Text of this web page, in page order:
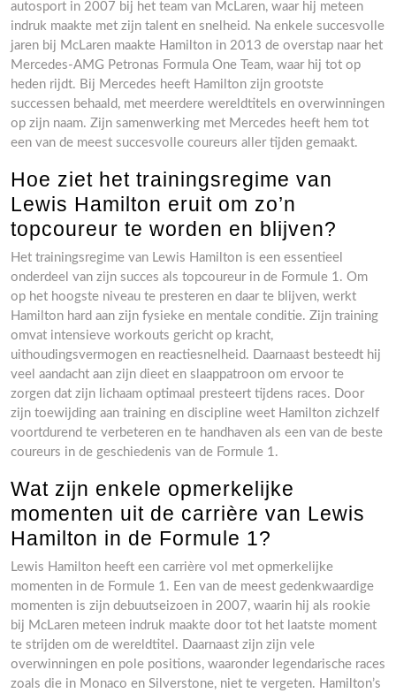
autosport in 2007 bij het team van McLaren, waar hij meteen
indruk maakte met zijn talent en snelheid. Na enkele succesvolle
jaren bij McLaren maakte Hamilton in 2013 de overstap naar het
Mercedes-AMG Petronas Formula One Team, waar hij tot op
heden rijdt. Bij Mercedes heeft Hamilton zijn grootste
successen behaald, met meerdere wereldtitels en overwinningen
op zijn naam. Zijn samenwerking met Mercedes heeft hem tot
een van de meest succesvolle coureurs aller tijden gemaakt.
Hoe ziet het trainingsregime van
Lewis Hamilton eruit om zo’n
topcoureur te worden en blijven?
Het trainingsregime van Lewis Hamilton is een essentieel
onderdeel van zijn succes als topcoureur in de Formule 1. Om
op het hoogste niveau te presteren en daar te blijven, werkt
Hamilton hard aan zijn fysieke en mentale conditie. Zijn training
omvat intensieve workouts gericht op kracht,
uithoudingsvermogen en reactiesnelheid. Daarnaast besteedt hij
veel aandacht aan zijn dieet en slaappatroon om ervoor te
zorgen dat zijn lichaam optimaal presteert tijdens races. Door
zijn toewijding aan training en discipline weet Hamilton zichzelf
voortdurend te verbeteren en te handhaven als een van de beste
coureurs in de geschiedenis van de Formule 1.
Wat zijn enkele opmerkelijke
momenten uit de carrière van Lewis
Hamilton in de Formule 1?
Lewis Hamilton heeft een carrière vol met opmerkelijke
momenten in de Formule 1. Een van de meest gedenkwaardige
momenten is zijn debuutseizoen in 2007, waarin hij als rookie
bij McLaren meteen indruk maakte door tot het laatste moment
te strijden om de wereldtitel. Daarnaast zijn zijn vele
overwinningen en pole positions, waaronder legendarische races
zoals die in Monaco en Silverstone, niet te vergeten. Hamilton’s